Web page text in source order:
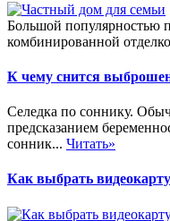
Большой популярностью
комбинированной
К чему снится
Селедка по соннику.
предсказанием
сонник... Читать»
Как выбрать